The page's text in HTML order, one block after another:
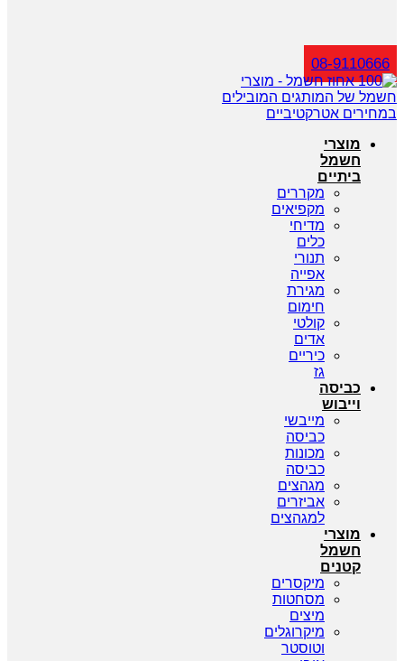
חיפוש
08-9110666
מוצרי
חשמל
ביתיים
מקררים
מקפיאים
מדיחי
כלים
תנורי
אפייה
מגירת
חימום
קולטי
אדים
כיריים
גז
כביסה
וייבוש
מייבשי
כביסה
מכונות
כביסה
מגהצים
אביזרים
למגהצים
מוצרי
חשמל
קטנים
מיקסרים
מסחטות
מיצים
מיקרוגלים
וטוסטר